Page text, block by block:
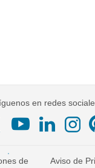
en redes
de
Aviso de